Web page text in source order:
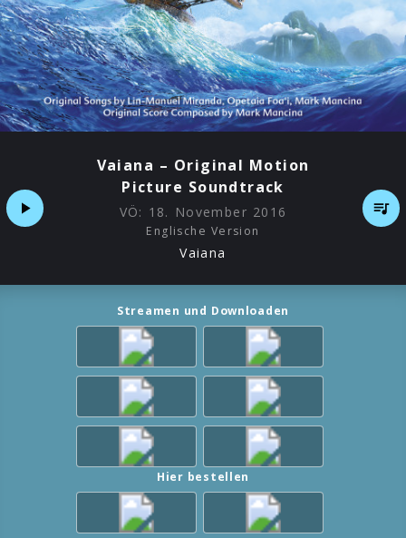
Vaiana – Original Motion
Picture Soundtrack
VÖ: 18. November 2016
Englische Version
Vaiana
Streamen und Downloaden
Hier bestellen